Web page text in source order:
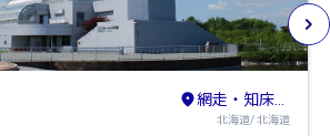
網走・知床・北見・紋別
北海道/ 北海道